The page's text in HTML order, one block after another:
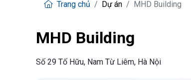
Trang chủ Dự án MHD Building
MHD Building
Số 29 Tố Hữu, Nam Từ Liêm, Hà Nội